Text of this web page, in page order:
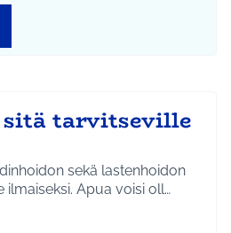
tarvitseville
sekä lastenhoidon
Apua voisi oll…